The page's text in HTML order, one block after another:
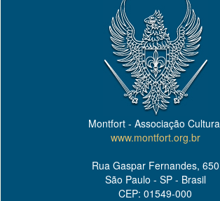
Montfort - Associação
www.montfort.org.br
Rua Gaspar Fernandes, 650
São Paulo - SP - Brasil
CEP: 01549-000